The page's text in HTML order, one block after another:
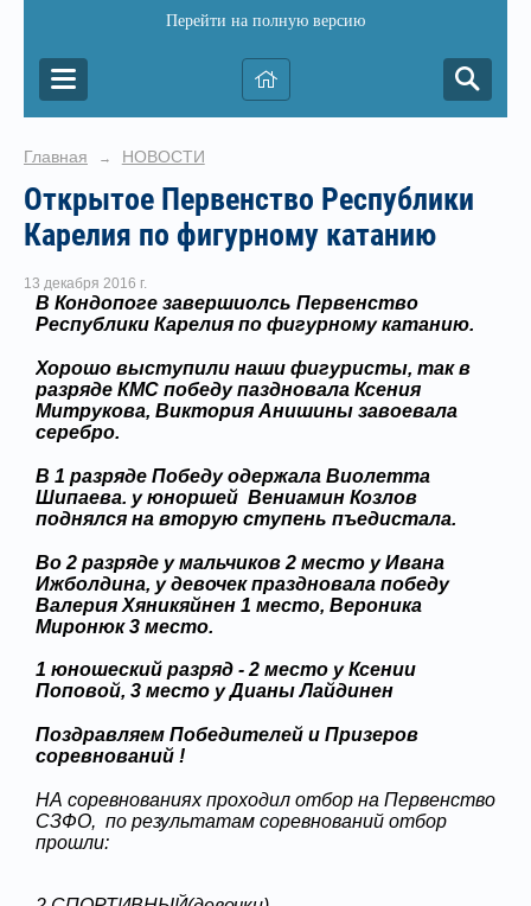
Перейти на полную версию
Главная → НОВОСТИ
Открытое Первенство Республики
Карелия по фигурному катанию
13 декабря 2016 г.
В Кондопоге завершиолсь Первенство
Республики Карелия по фигурному катанию.
Хорошо выступили наши фигуристы, так в
разряде КМС победу паздновала Ксения
Митрукова, Виктория Анишины завоевала
серебро.
В 1 разряде Победу одержала Виолетта
Шипаева. у юноршей Вениамин Козлов
поднялся на вторую ступень пъедистала.
Во 2 разряде у мальчиков 2 место у Ивана
Ижболдина, у девочек праздновала победу
Валерия Хяникяйнен 1 место, Вероника
Миронюк 3 место.
1 юношеский разряд - 2 место у Ксении
Поповой, 3 место у Дианы Лайдинен
Поздравляем Победителей и Призеров
соревнований !
НА соревнованиях проходил отбор на Первенство
СЗФО, по результатам соревнований отбор
прошли: